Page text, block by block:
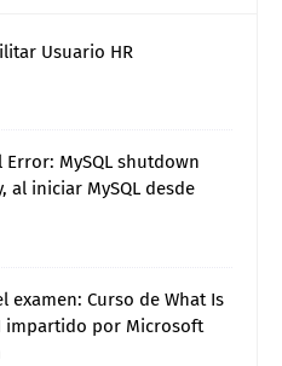
Usuario HR
MySQL shutdown
al iniciar MySQL desde
examen: Curso de What Is
impartido por Microsoft